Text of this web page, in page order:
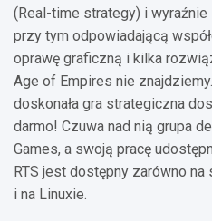
(Real-time strategy) i
przy tym odpowiadającą
oprawę graficzną i kilka
Age of Empires nie
doskonała gra strategiczna
darmo! Czuwa nad nią grupa
Games, a swoją pracę
RTS jest dostępny zarówno
i na Linuxie.